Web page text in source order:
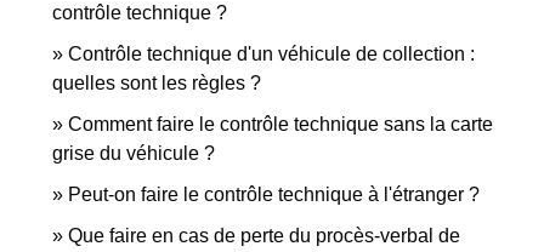
contrôle technique ?
Contrôle technique d'un véhicule de collection :
quelles sont les règles ?
Comment faire le contrôle technique sans la carte
grise du véhicule ?
Peut-on faire le contrôle technique à l'étranger ?
Que faire en cas de perte du procès-verbal de